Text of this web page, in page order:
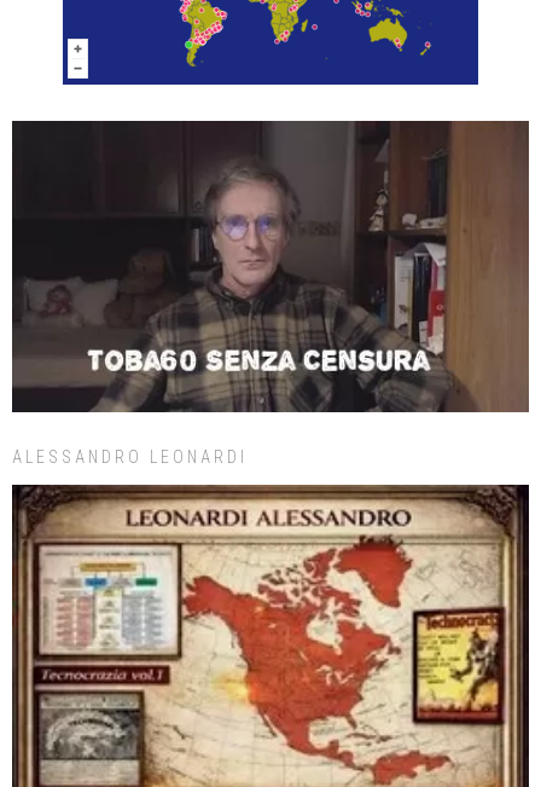
ALESSANDRO LEONARDI